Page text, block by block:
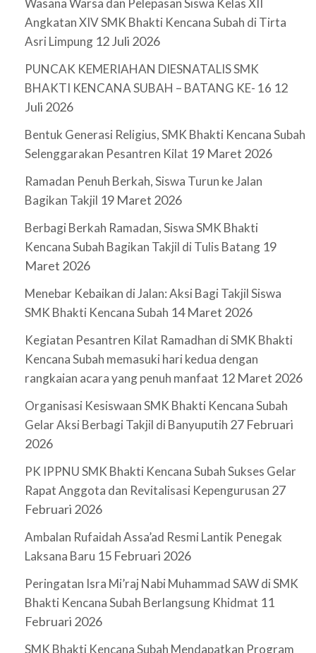
Angkatan XIV SMK Bhakti Kencana Subah di Tirta
Asri Limpung 12 Juli 2026
PUNCAK KEMERIAHAN DIESNATALIS SMK
BHAKTI KENCANA SUBAH – BATANG KE- 16 12
Juli 2026
Bentuk Generasi Religius, SMK Bhakti Kencana Subah
Selenggarakan Pesantren Kilat 19 Maret 2026
Ramadan Penuh Berkah, Siswa Turun ke Jalan
Bagikan Takjil 19 Maret 2026
Berbagi Berkah Ramadan, Siswa SMK Bhakti
Kencana Subah Bagikan Takjil di Tulis Batang 19
Maret 2026
Menebar Kebaikan di Jalan: Aksi Bagi Takjil Siswa
SMK Bhakti Kencana Subah 14 Maret 2026
Kegiatan Pesantren Kilat Ramadhan di SMK Bhakti
Kencana Subah memasuki hari kedua dengan
rangkaian acara yang penuh manfaat 12 Maret 2026
Organisasi Kesiswaan SMK Bhakti Kencana Subah
Gelar Aksi Berbagi Takjil di Banyuputih 27 Februari
2026
PK IPPNU SMK Bhakti Kencana Subah Sukses Gelar
Rapat Anggota dan Revitalisasi Kepengurusan 27
Februari 2026
Ambalan Rufaidah Assa’ad Resmi Lantik Penegak
Laksana Baru 15 Februari 2026
Peringatan Isra Mi’raj Nabi Muhammad SAW di SMK
Bhakti Kencana Subah Berlangsung Khidmat 11
Februari 2026
SMK Bhakti Kencana Subah Mendapatkan Program